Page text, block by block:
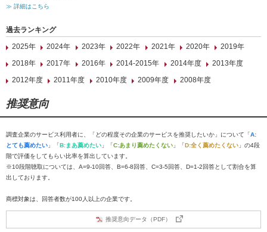
≫ 詳細はこちら
過去ランキング
2025年
2024年 2023年 2022年 2021年 2020年
2019年
2018年
2017年 2016年 2014-2015年 2014年度
2013年度
2012年度
2011年度 2010年度 2009年度 2008年度
推奨意向
調査企業のサービス利用者に、「どの程度その企業のサービスを推奨したいか」について「A:
とても薦めたい 」「B:まあ薦めたい 」「C:あまり薦めたくない 」「D:全く薦めたくない 」の4段
階で評価をしてもらい比率を算出しています。
※10段階聴取については、A=9-10回答、B=6-8回答、C=3-5回答、D=1-2回答として割合を算
出しております。
商標対象は、回答者数が100人以上の企業です。
推奨意向データ（PDF）